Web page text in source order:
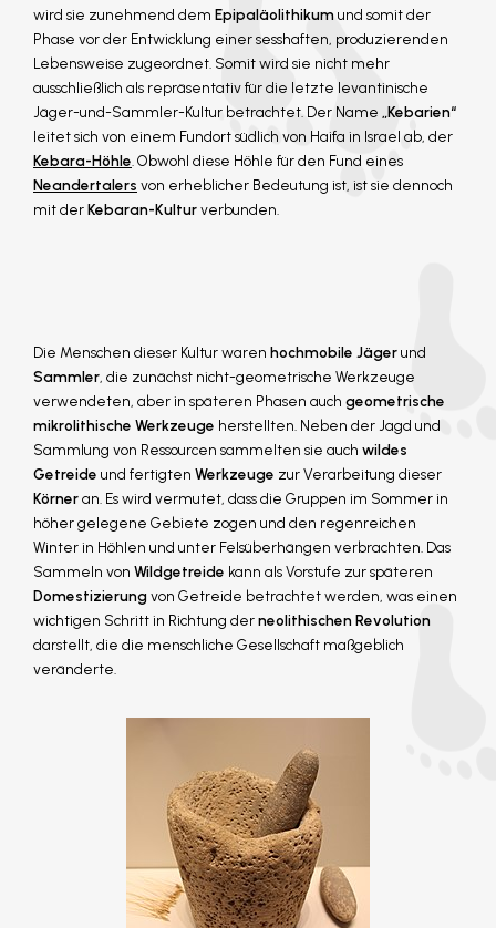
wird sie zunehmend dem Epipaläolithikumund somit der
Phase vor der Entwicklung einer sesshaften, produzierenden
Lebensweise zugeordnet. Somit wird sie nicht mehr
ausschließlich als repräsentativ für die letzte levantinische
Jäger-und-Sammler-Kultur betrachtet. Der Name „Kebarien“
leitet sich von einem Fundort südlich von Haifa in Israel ab, der
Kebara-Höhle . Obwohl diese Höhle für den Fund eines
Neandertalers von erheblicher Bedeutung ist, ist sie dennoch
mit derKebaran-Kulturverbunden.
Die Menschen dieser Kultur waren hochmobile Jägerund
Sammler, die zunächst nicht-geometrische Werkzeuge
verwendeten, aber in späteren Phasen auch geometrische
mikrolithische Werkzeuge herstellten. Neben der Jagd und
Sammlung von Ressourcen sammelten sie auch wildes
Getreide und fertigten Werkzeuge zur Verarbeitung dieser
Körneran. Es wird vermutet, dass die Gruppen im Sommer in
höher gelegene Gebiete zogen und den regenreichen
Winter in Höhlen und unter Felsüberhängen verbrachten. Das
Sammeln von Wildgetreide kann als Vorstufe zur späteren
Domestizierungvon Getreide betrachtet werden, was einen
wichtigen Schritt in Richtung derneolithischen Revolution
darstellt, die die menschliche Gesellschaft maßgeblich
veränderte.